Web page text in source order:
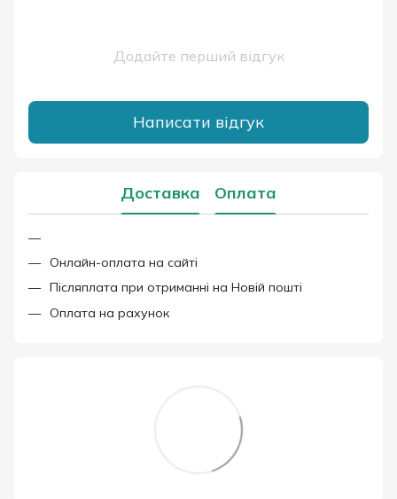
Додайте перший відгук
Написати відгук
Доставка Оплата
Онлайн-оплата на сайті
Післяплата при отриманні на Новій пошті
Оплата на рахунок